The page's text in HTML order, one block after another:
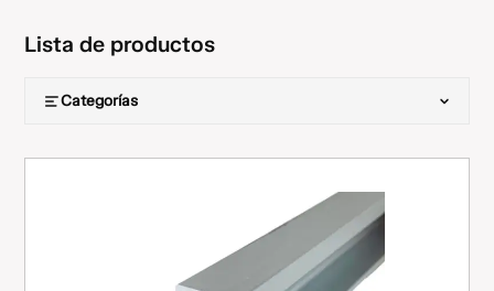
Lista de productos
Categorías